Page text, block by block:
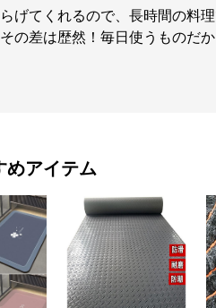
げてくれるので、長時間の料
の差は歴然！毎日使うものだ
めアイテム